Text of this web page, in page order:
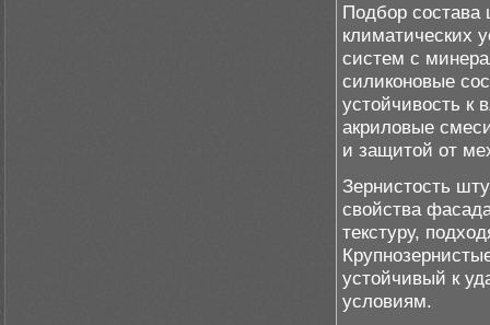
Подбор состава
климатических
систем с
силиконовые
устойчивость к
акриловые
и защитой от
Зернистость
свойства
текстуру,
устойчивый к
условиям.